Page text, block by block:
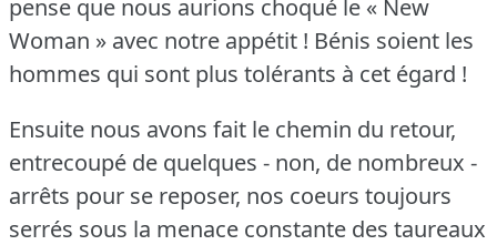
pense que nous aurions choqué le « New
Woman » avec notre appétit ! Bénis soient les
hommes qui sont plus tolérants à cet égard !
Ensuite nous avons fait le chemin du retour,
entrecoupé de quelques - non, de nombreux -
arrêts pour se reposer, nos coeurs toujours
serrés sous la menace constante des taureaux